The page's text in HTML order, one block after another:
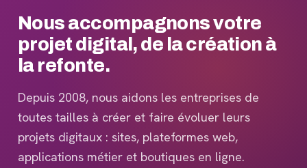
Nous accompagnons votre
projet digital, de la création à
la refonte.
Depuis 2008, nous aidons les entreprises de
toutes tailles à créer et faire évoluer leurs
projets digitaux : sites, plateformes web,
applications métier et boutiques en ligne.